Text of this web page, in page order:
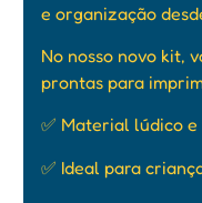
e organização
No nosso novo kit,
prontas para
✅ Material lúdico e
✅ Ideal para